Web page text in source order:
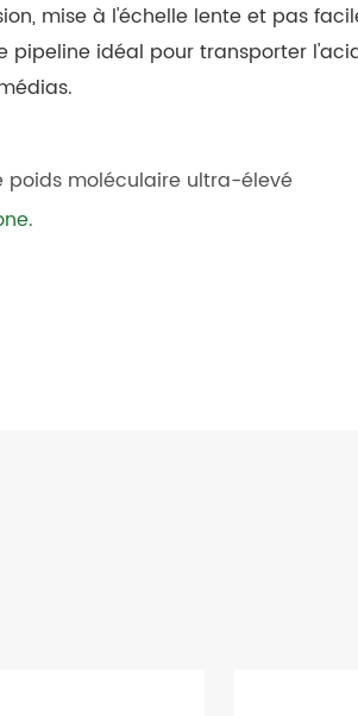
mise à l'échelle lente et pas
pipeline idéal pour transporter
poids moléculaire ultra-élevé